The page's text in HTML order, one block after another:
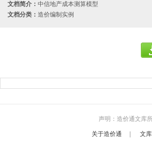
文档简介： 中信地产成本测算模型
文档分类： 造价编制实例
声明：造价通文库
关于造价通 文